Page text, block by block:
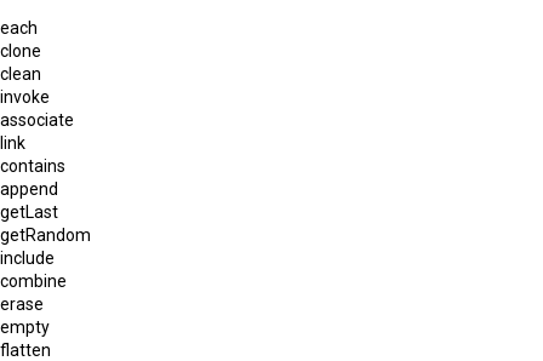
each
clone
clean
invoke
associate
link
contains
append
getLast
getRandom
include
combine
erase
empty
flatten